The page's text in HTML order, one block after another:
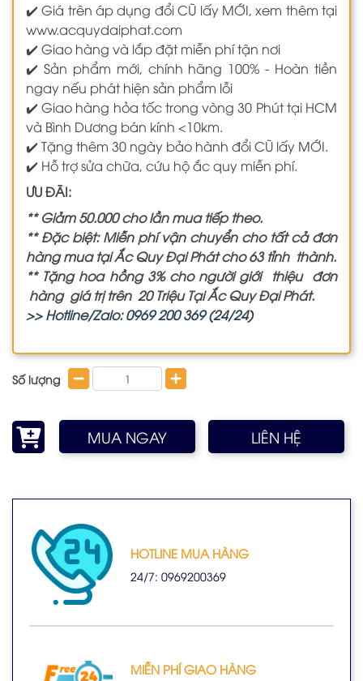
✔️ Giá trên áp dụng đổi CŨ lấy MỚI, xem thêm tại
www.acquydaiphat.com
✔️ Giao hàng và lắp đặt miễn phí tận nơi
✔️ Sản phẩm mới, chính hãng 100% - Hoàn tiền
ngay nếu phát hiện sản phẩm lỗi
✔️ Giao hàng hỏa tốc trong vòng 30 Phút tại HCM
và Bình Dương bán kính <10km.
✔️ Tặng thêm 30 ngày bảo hành đổi CŨ lấy MỚI.
✔️ Hỗ trợ sửa chữa, cứu hộ ắc quy miễn phí.
ƯU ĐÃI:
** Giảm 50.000 cho lần mua tiếp theo.
** Đặc biệt: Miễn phí vận chuyển cho tất cả đơn
hàng mua tại Ắc Quy Đại Phát cho 63 tỉnh thành.
** Tặng hoa hồng 3% cho người giới thiệu đơn
hàng giá trị trên 20 Triệu Tại Ắc Quy Đại Phát.
>> Hotline/Zalo: 0969 200 369 (24/24)
Số lượng
MUA NGAY LIÊN HỆ
HOTLINE MUA HÀNG
24/7: 0969200369
MIỄN PHÍ GIAO HÀNG